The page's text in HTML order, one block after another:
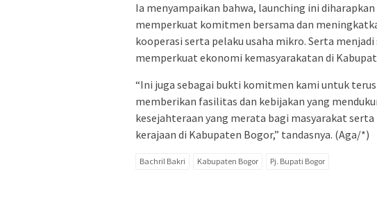
Ia menyampaikan bahwa, launching ini
memperkuat komitmen bersama dan
kooperasi serta pelaku usaha mikro. Serta
memperkuat ekonomi kemasyarakatan di
“Ini juga sebagai bukti komitmen kami untuk
memberikan fasilitas dan kebijakan yang
kesejahteraan yang merata bagi masyarakat
kerajaan di Kabupaten Bogor,” tandasnya. (Aga/*)
Bachril Bakri Kabupaten Bogor Pj. Bupati Bogor